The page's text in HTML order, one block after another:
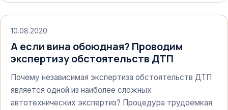
10.08.2020
А если вина обоюдная? Проводим
экспертизу обстоятельств ДТП
Почему независимая экспертиза обстоятельств ДТП
является одной из наиболее сложных
автотехнических экспертиз? Процедура трудоемкая